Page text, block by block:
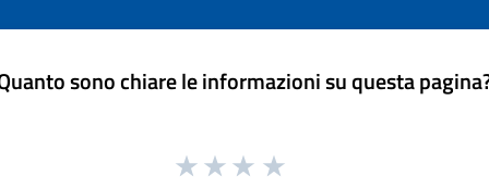
sono chiare le informazioni su questa